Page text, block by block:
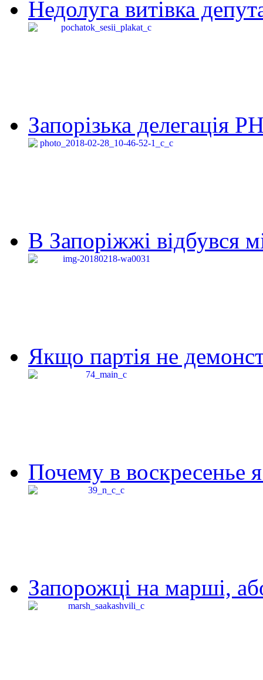
Недолуга витівка
Запорізька делегація
В Запоріжжі відбувся
Якщо партія не
Почему в воскресенье
Запорожці на марші,